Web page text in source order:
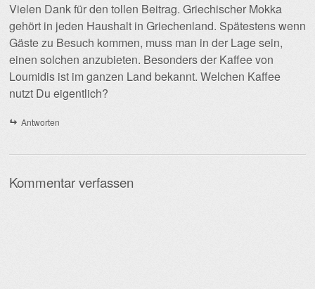
Vielen Dank für den tollen Beitrag. Griechischer Mokka
gehört in jeden Haushalt in Griechenland. Spätestens wenn
Gäste zu Besuch kommen, muss man in der Lage sein,
einen solchen anzubieten. Besonders der Kaffee von
Loumidis ist im ganzen Land bekannt. Welchen Kaffee
nutzt Du eigentlich?
Antworten
Kommentar verfassen